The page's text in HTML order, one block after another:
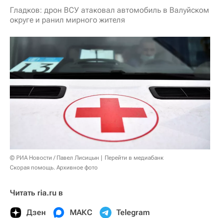
Гладков: дрон ВСУ атаковал автомобиль в Валуйском
округе и ранил мирного жителя
© РИА Новости / Павел Лисицын
Перейти в медиабанк
Скорая помощь. Архивное фото
Читать ria.ru в
Дзен МАКС Telegram